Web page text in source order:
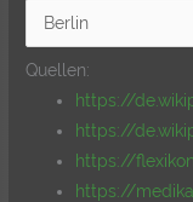
Quellen:
https://
https://
https://
https://